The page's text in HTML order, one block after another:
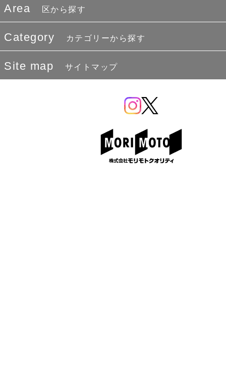
Area 区から探す
Category カテゴリーから探す
Site map サイトマップ